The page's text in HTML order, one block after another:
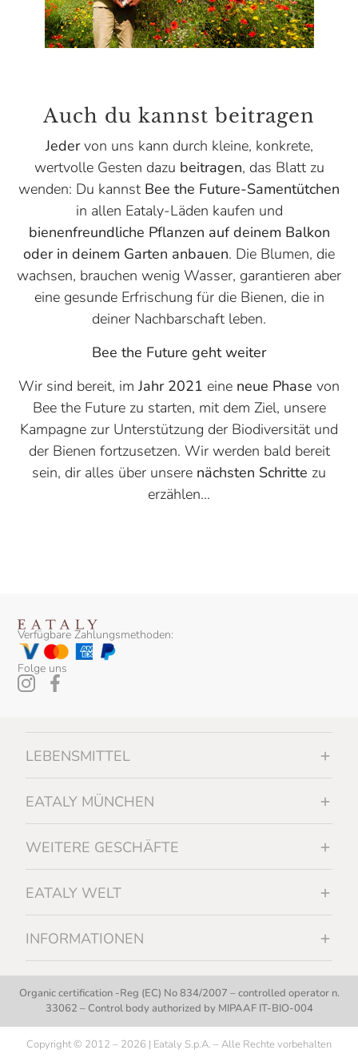
Auch du kannst beitragen
Jedervon uns kann durch kleine, konkrete,
wertvolle Gesten dazu beitragen, das Blatt zu
wenden: Du kannst Bee the Future-Samentütchen
in allen Eataly-Läden kaufen und
bienenfreundliche Pflanzen auf deinem Balkon
oder in deinem Garten anbauen. Die Blumen, die
wachsen, brauchen wenig Wasser, garantieren aber
eine gesunde Erfrischung für die Bienen, die in
deiner Nachbarschaft leben.
Bee the Future geht weiter
Wir sind bereit, imJahr 2021 eine neue Phase von
Bee the Future zu starten, mit dem Ziel, unsere
Kampagne zur Unterstützung der Biodiversität und
der Bienen fortzusetzen. Wir werden bald bereit
sein, dir alles über unsere nächsten Schritte zu
erzählen...
Verfügbare Zahlungsmethoden:
Folge uns
LEBENSMITTEL
EATALY MÜNCHEN
WEITERE GESCHÄFTE
EATALY WELT
INFORMATIONEN
Organic certification -Reg (EC) No 834/2007 – controlled operator n.
33062 – Control body authorized by MIPAAF IT-BIO-004
Copyright © 2012 – 2026 | Eataly S.p.A. – Alle Rechte vorbehalten